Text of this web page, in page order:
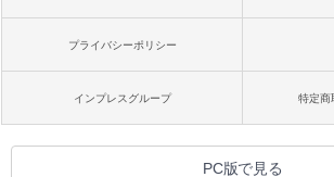
プライバシーポリシー
インプレスグループ 特定商
PC版で見る